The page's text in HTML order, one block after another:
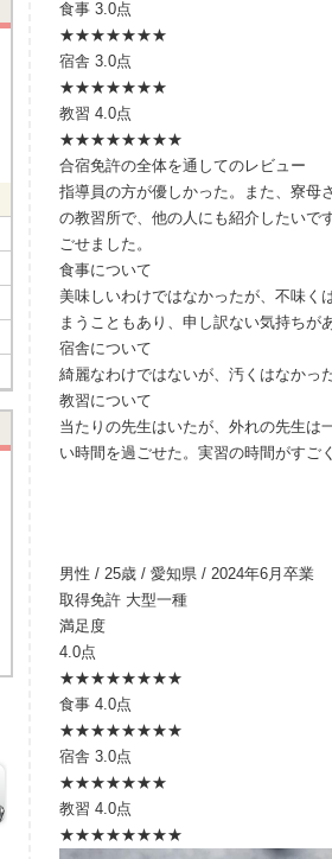
食事 3.0点
★★★★★★★
宿舎 3.0点
★★★★★★★
教習 4.0点
★★★★★★★★
合宿免許の全体を通してのレビュー
指導員の方が優しかった。また、寮母
の教習所で、他の人にも紹介したいで
ごせました。
食事について
美味しいわけではなかったが、不味く
まうこともあり、申し訳ない気持ちが
宿舎について
綺麗なわけではないが、汚くはなかっ
教習について
当たりの先生はいたが、外れの先生は
い時間を過ごせた。実習の時間がすご
男性 / 25歳 / 愛知県 / 2024年6月卒業
取得免許 大型一種
満足度
4.0点
★★★★★★★★
食事 4.0点
★★★★★★★★
宿舎 3.0点
★★★★★★★
教習 4.0点
★★★★★★★★